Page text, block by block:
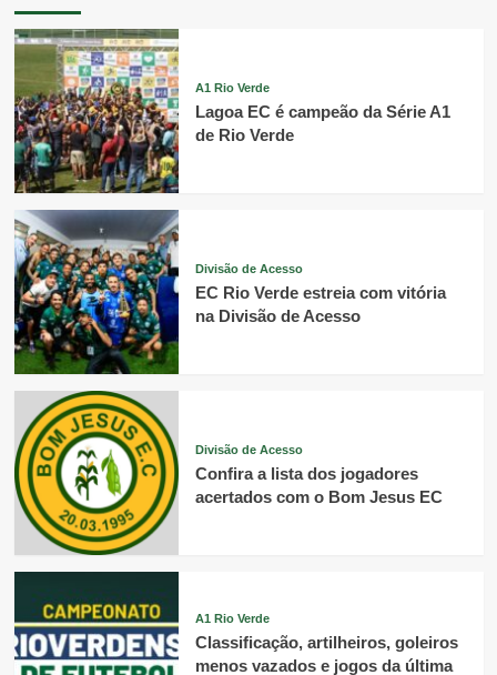
A1 Rio Verde
Lagoa EC é campeão da Série A1
de Rio Verde
Divisão de Acesso
EC Rio Verde estreia com vitória
na Divisão de Acesso
Divisão de Acesso
Confira a lista dos jogadores
acertados com o Bom Jesus EC
A1 Rio Verde
Classificação, artilheiros, goleiros
menos vazados e jogos da última